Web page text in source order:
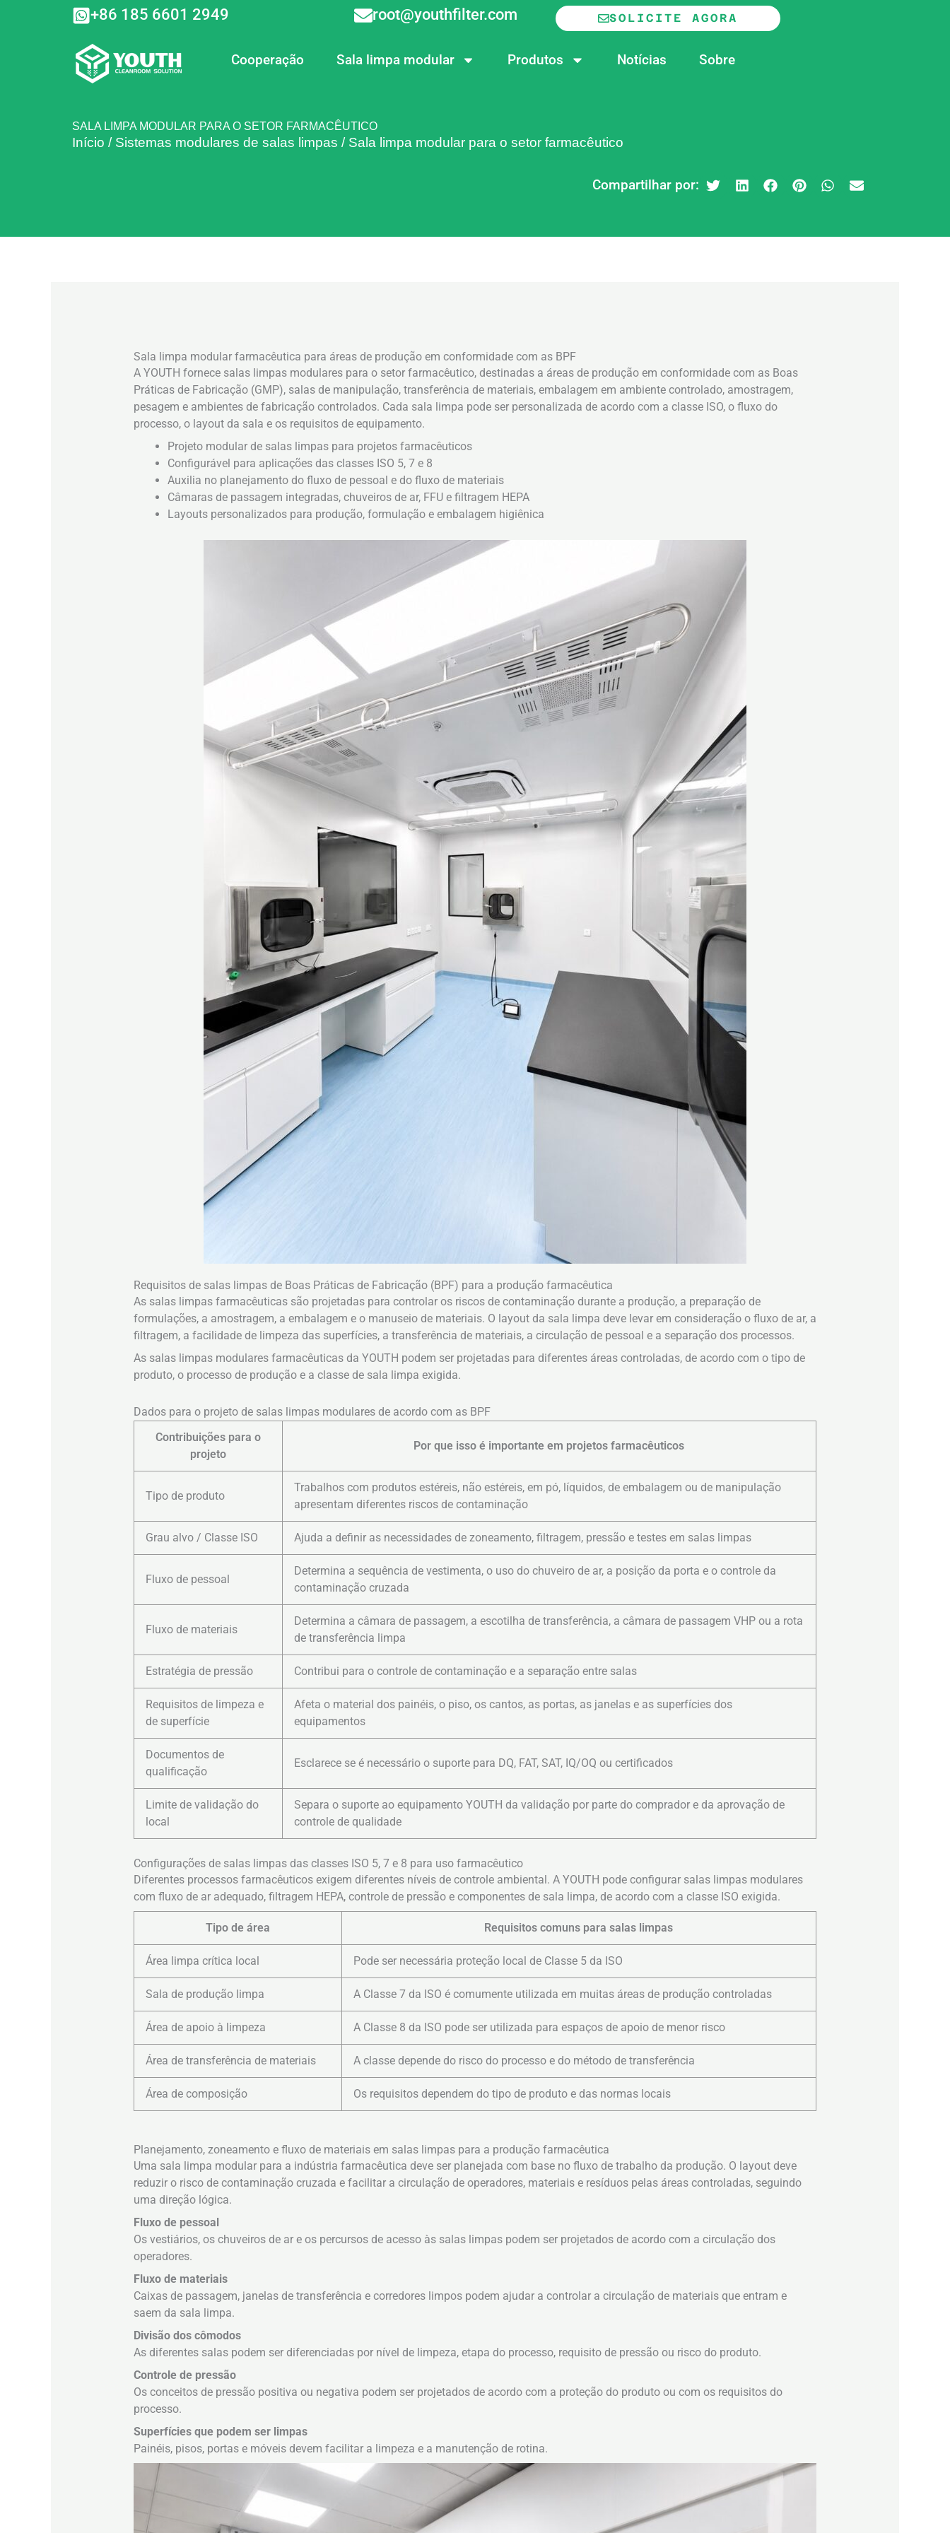
+86 185 6601 2949 root@youthfilter.com SOLICITE AGORA
Cooperação Sala limpa modular Produtos Notícias Sobre
SALA LIMPA MODULAR PARA O SETOR FARMACÊUTICO
Início / Sistemas modulares de salas limpas / Sala limpa modular para o setor farmacêutico
Compartilhar por:
Sala limpa modular farmacêutica para áreas de produção em conformidade com as BPF
A YOUTH fornece salas limpas modulares para o setor farmacêutico, destinadas a áreas de produção em conformidade com as Boas
Práticas de Fabricação (GMP), salas de manipulação, transferência de materiais, embalagem em ambiente controlado, amostragem,
pesagem e ambientes de fabricação controlados. Cada sala limpa pode ser personalizada de acordo com a classe ISO, o fluxo do
processo, o layout da sala e os requisitos de equipamento.
Projeto modular de salas limpas para projetos farmacêuticos
Configurável para aplicações das classes ISO 5, 7 e 8
Auxilia no planejamento do fluxo de pessoal e do fluxo de materiais
Câmaras de passagem integradas, chuveiros de ar, FFU e filtragem HEPA
Layouts personalizados para produção, formulação e embalagem higiênica
Requisitos de salas limpas de Boas Práticas de Fabricação (BPF) para a produção farmacêutica
As salas limpas farmacêuticas são projetadas para controlar os riscos de contaminação durante a produção, a preparação de
formulações, a amostragem, a embalagem e o manuseio de materiais. O layout da sala limpa deve levar em consideração o fluxo de ar, a
filtragem, a facilidade de limpeza das superfícies, a transferência de materiais, a circulação de pessoal e a separação dos processos.
As salas limpas modulares farmacêuticas da YOUTH podem ser projetadas para diferentes áreas controladas, de acordo com o tipo de
produto, o processo de produção e a classe de sala limpa exigida.
Dados para o projeto de salas limpas modulares de acordo com as BPF
Contribuições para o
projeto
Por que isso é importante em projetos farmacêuticos
Tipo de produto
Trabalhos com produtos estéreis, não estéreis, em pó, líquidos, de embalagem ou de manipulação
apresentam diferentes riscos de contaminação
Grau alvo / Classe ISO Ajuda a definir as necessidades de zoneamento, filtragem, pressão e testes em salas limpas
Fluxo de pessoal
Determina a sequência de vestimenta, o uso do chuveiro de ar, a posição da porta e o controle da
contaminação cruzada
Fluxo de materiais
Determina a câmara de passagem, a escotilha de transferência, a câmara de passagem VHP ou a rota
de transferência limpa
Estratégia de pressão Contribui para o controle de contaminação e a separação entre salas
Requisitos de limpeza e
de superfície
Afeta o material dos painéis, o piso, os cantos, as portas, as janelas e as superfícies dos
equipamentos
Documentos de
qualificação
Esclarece se é necessário o suporte para DQ, FAT, SAT, IQ/OQ ou certificados
Limite de validação do
local
Separa o suporte ao equipamento YOUTH da validação por parte do comprador e da aprovação de
controle de qualidade
Configurações de salas limpas das classes ISO 5, 7 e 8 para uso farmacêutico
Diferentes processos farmacêuticos exigem diferentes níveis de controle ambiental. A YOUTH pode configurar salas limpas modulares
com fluxo de ar adequado, filtragem HEPA, controle de pressão e componentes de sala limpa, de acordo com a classe ISO exigida.
Tipo de área Requisitos comuns para salas limpas
Área limpa crítica local Pode ser necessária proteção local de Classe 5 da ISO
Sala de produção limpa A Classe 7 da ISO é comumente utilizada em muitas áreas de produção controladas
Área de apoio à limpeza A Classe 8 da ISO pode ser utilizada para espaços de apoio de menor risco
Área de transferência de materiais A classe depende do risco do processo e do método de transferência
Área de composição Os requisitos dependem do tipo de produto e das normas locais
Planejamento, zoneamento e fluxo de materiais em salas limpas para a produção farmacêutica
Uma sala limpa modular para a indústria farmacêutica deve ser planejada com base no fluxo de trabalho da produção. O layout deve
reduzir o risco de contaminação cruzada e facilitar a circulação de operadores, materiais e resíduos pelas áreas controladas, seguindo
uma direção lógica.
Fluxo de pessoal
Os vestiários, os chuveiros de ar e os percursos de acesso às salas limpas podem ser projetados de acordo com a circulação dos
operadores.
Fluxo de materiais
Caixas de passagem, janelas de transferência e corredores limpos podem ajudar a controlar a circulação de materiais que entram e
saem da sala limpa.
Divisão dos cômodos
As diferentes salas podem ser diferenciadas por nível de limpeza, etapa do processo, requisito de pressão ou risco do produto.
Controle de pressão
Os conceitos de pressão positiva ou negativa podem ser projetados de acordo com a proteção do produto ou com os requisitos do
processo.
Superfícies que podem ser limpas
Painéis, pisos, portas e móveis devem facilitar a limpeza e a manutenção de rotina.